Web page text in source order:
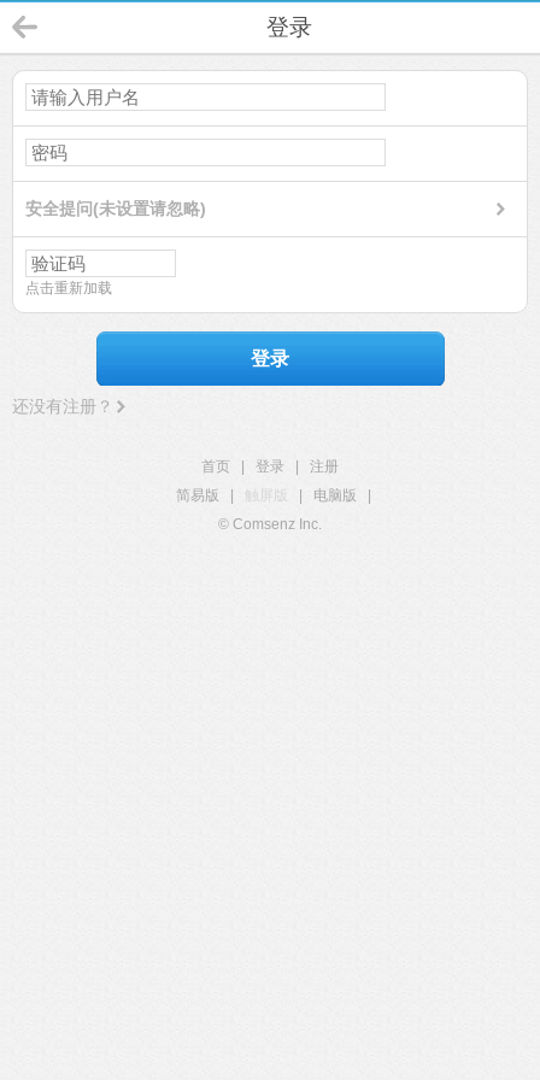
登录
安全提问(未设置请忽略)
点击重新加载
登录
还没有注册？
首页 登录
注册
简易版
触屏版 电脑版
© Comsenz Inc.